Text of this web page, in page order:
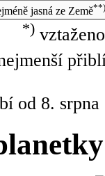
jasná ze Země**)
*)
od 8.